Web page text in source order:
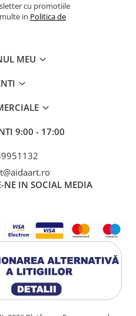
cu promotiile
in Politica de
MEU
9:00 - 17:00
NE IN SOCIAL MEDIA